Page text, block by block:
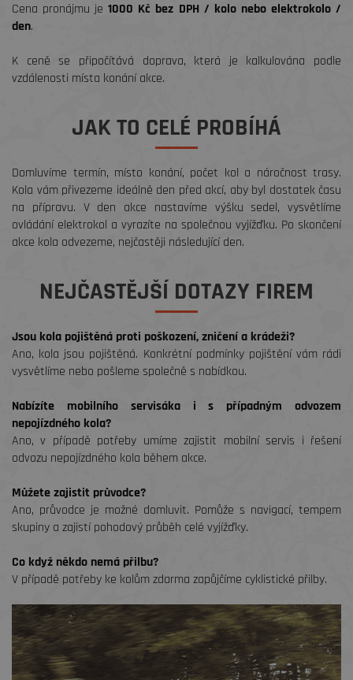
Cena pronájmu je1000 Kč bez DPH / kolo nebo elektrokolo /
den.
K ceně se připočítává doprava, která je kalkulována podle
vzdálenosti místa konání akce.
JAK TO CELÉ PROBÍHÁ
Domluvíme termín, místo konání, počet kol a náročnost trasy.
Kola vám přivezeme ideálně den před akcí, aby byl dostatek času
na přípravu. V den akce nastavíme výšku sedel, vysvětlíme
ovládání elektrokol a vyrazíte na společnou vyjížďku. Po skončení
akce kola odvezeme, nejčastěji následující den.
NEJČASTĚJŠÍ DOTAZY FIREM
Jsou kola pojištěná proti poškození, zničení a krádeži?
Ano, kola jsou pojištěná. Konkrétní podmínky pojištění vám rádi
vysvětlíme nebo pošleme společně s nabídkou.
Nabízíte mobilního servisáka i s případným odvozem
nepojízdného kola?
Ano, v případě potřeby umíme zajistit mobilní servis i řešení
odvozu nepojízdného kola během akce.
Můžete zajistit průvodce?
Ano, průvodce je možné domluvit. Pomůže s navigací, tempem
skupiny a zajistí pohodový průběh celé vyjížďky.
Co když někdo nemá přilbu?
V případě potřeby ke kolům zdarma zapůjčíme cyklistické přilby.